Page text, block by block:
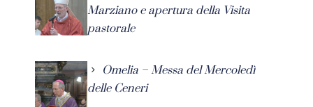
Marziano e apertura della Visita
pastorale
Omelia – Messa del Mercoledì
delle Ceneri